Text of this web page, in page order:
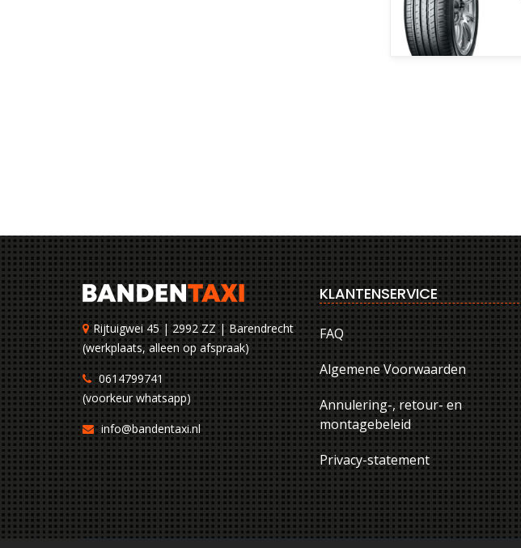
Rijtuigwei 45 | 2992 ZZ | Barendrecht
(werkplaats, alleen op afspraak)
0614799741
(voorkeur whatsapp)
info@bandentaxi.nl
KLANTENSERVICE
FAQ
Algemene Voorwaarden
Annulering-, retour- en
montagebeleid
Privacy-statement